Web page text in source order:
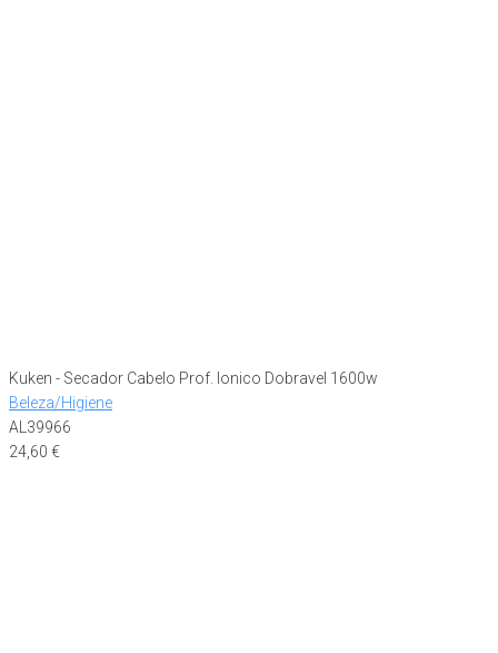
Kuken - Secador Cabelo Prof. Ionico Dobravel 1600w
Beleza/Higiene
AL39966
24,60 €